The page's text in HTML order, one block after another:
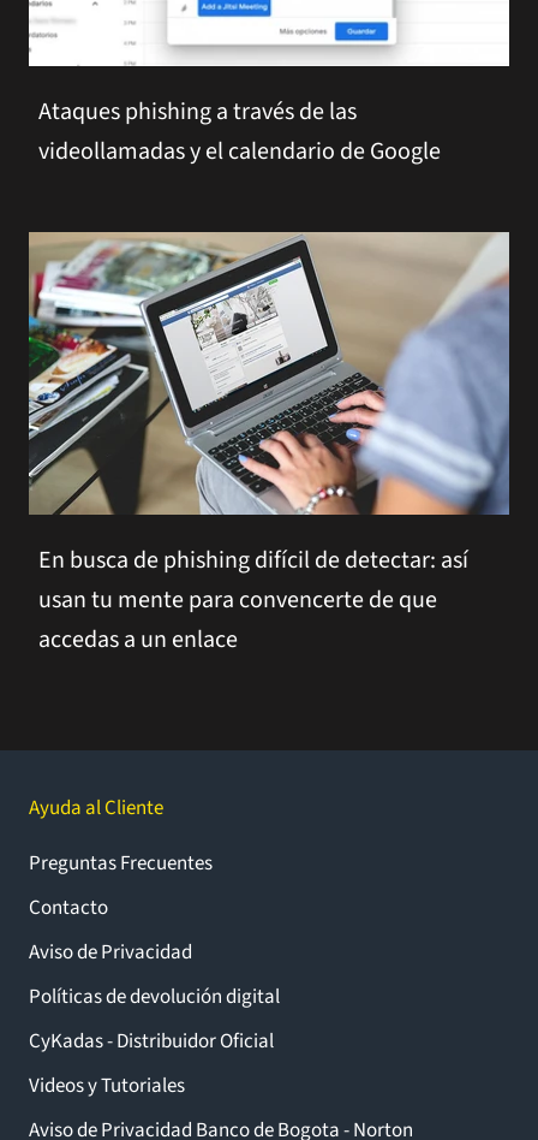
Ataques phishing a través de las
videollamadas y el calendario de Google
En busca de phishing difícil de detectar: así
usan tu mente para convencerte de que
accedas a un enlace
Ayuda al Cliente
Preguntas Frecuentes
Contacto
Aviso de Privacidad
Políticas de devolución digital
CyKadas - Distribuidor Oficial
Videos y Tutoriales
Aviso de Privacidad Banco de Bogota - Norton